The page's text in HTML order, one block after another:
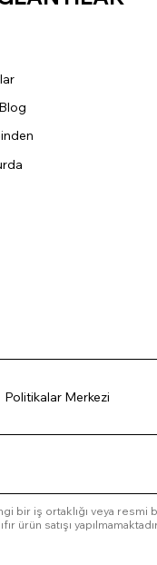
Politikalar Merkezi
bir iş ortaklığı veya resmi
ürün satışı